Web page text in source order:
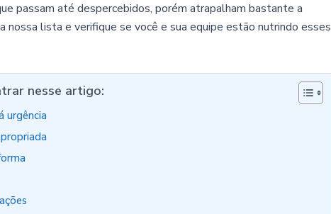
passam até despercebidos, porém atrapalham bastante a
nossa lista e verifique se você e sua equipe estão nutrindo esses
nesse artigo:
urgência